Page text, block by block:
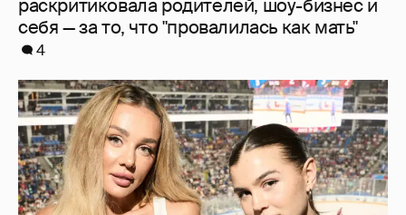
раскритиковала родителей, шоу-бизнес и
себя — за то, что "провалилась как мать"
4